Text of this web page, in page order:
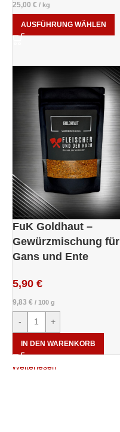
25,00 € / kg
AUSFÜHRUNG WÄHLEN
FuK Goldhaut –
Gewürzmischung für
Gans und Ente
5,90 €
9,83 € / 100 g
- +
IN DEN WARENKORB
Weiterlesen